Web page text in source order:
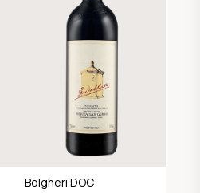
Bolgheri DOC